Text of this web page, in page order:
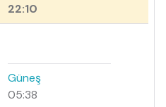
22:10
Güneş
05:38